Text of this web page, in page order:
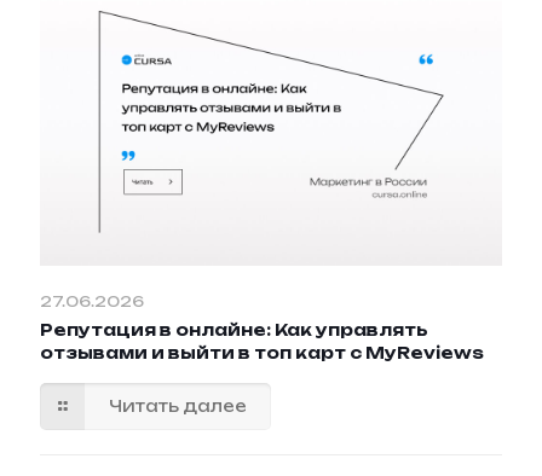
27.06.2026
Репутация в онлайне: Как управлять
отзывами и выйти в топ карт с MyReviews
Читать далее